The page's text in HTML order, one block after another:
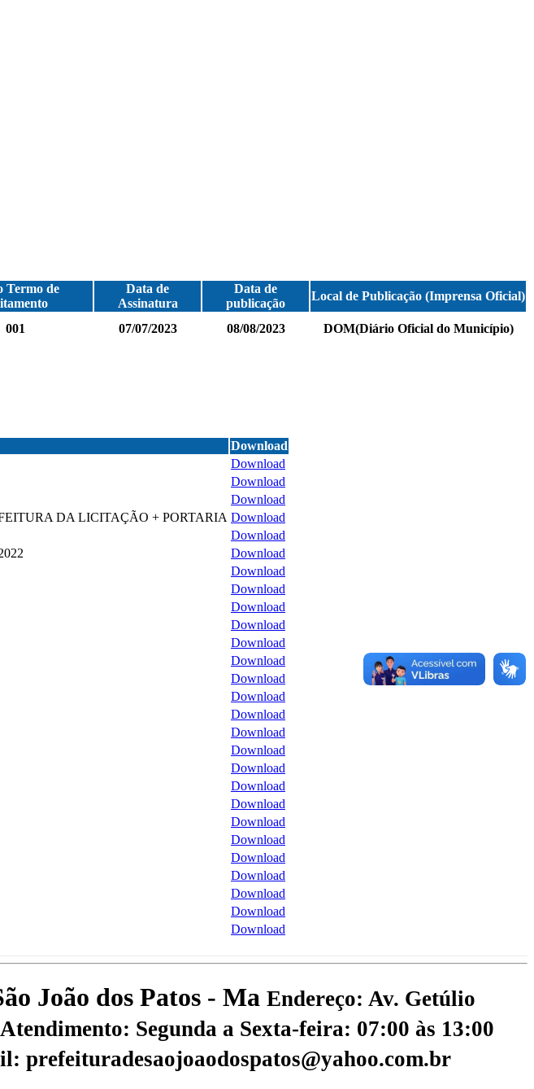
Termo de
Data de
Assinatura
Data de
publicação
Local de Publicação (Imprensa Oficial)
001 07/07/2023 08/08/2023 DOM(Diário Oficial do Município)
Download
Download
Download
Download
DA LICITAÇÃO + PORTARIA Download
Download
Download
Download
Download
Download
Download
Download
Download
Download
Download
Download
Download
Download
Download
Download
Download
Download
Download
Download
Download
Download
Download
Download
João dos Patos - Ma Endereço: Av. Getúlio
Segunda a Sexta-feira: 07:00 às 13:00
prefeituradesaojoaodospatos@yahoo.com.br